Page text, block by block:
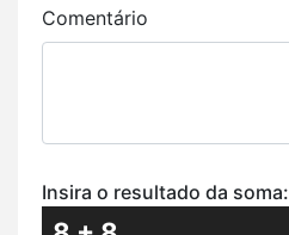
Comentário
Insira o resultado da soma: